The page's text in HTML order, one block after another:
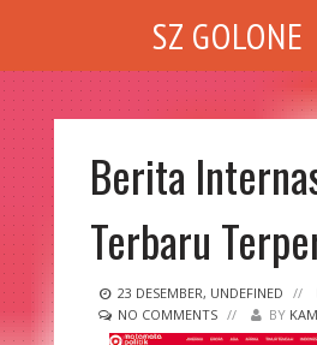
SZ GOLONE
Berita
Terbaru
23 DESEMBER, UNDEFINED //
NO COMMENTS // BY